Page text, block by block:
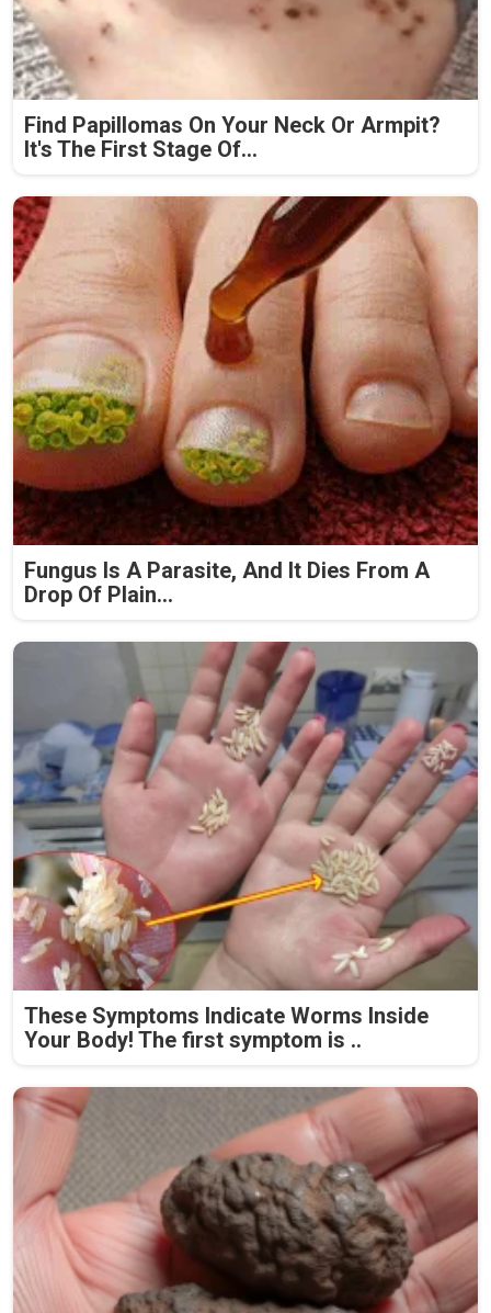
Find Papillomas On Your Neck Or Armpit?
It's The First Stage Of...
Fungus Is A Parasite, And It Dies From A
Drop Of Plain...
These Symptoms Indicate Worms Inside
Your Body! The first symptom is ..